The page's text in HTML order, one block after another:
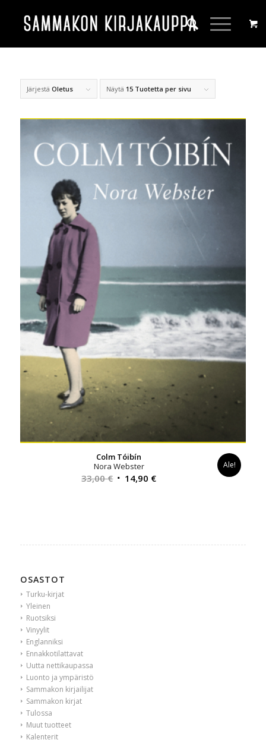
Järjestä Oletus Näytä 15 Tuotetta per sivu
Colm Tóibín
Nora Webster
33,00€ Alkuperäinen
14,90 €Nykyinen
Ale!
OSASTOT
Turku-kirjat
Yleinen
Ruotsiksi
Vinyylit
Englanniksi
Ennakkotilattavat
Uutta nettikaupassa
Luonto ja ympäristö
Sammakon kirjailijat
Sammakon kirjat
Tulossa
Muut tuotteet
Kalenterit